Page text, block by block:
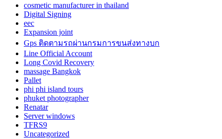
cosmetic manufacturer in thailand
Digital Signing
eec
Expansion joint
Gps ติดตามรถผ่านกรมการขนส่งทางบก
Line Official Account
Long Covid Recovery
massage Bangkok
Pallet
phi phi island tours
phuket photographer
Renatar
Server windows
TFRS9
Uncategorized